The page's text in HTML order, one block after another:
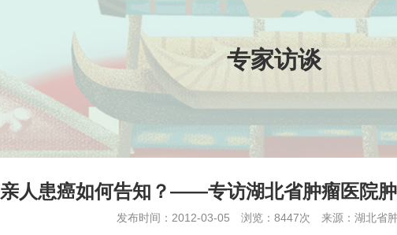
专家访谈
亲人患癌如何告知？——专访湖北省肿瘤医院
发布时间：2012-03-05 浏览：8447次 来源：湖北省